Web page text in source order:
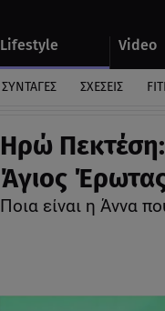
Lifestyle Video
ΣΥΝΤΑΓΕΣ ΣΧΕΣΕΙΣ
Ηρώ
Άγιος
Ποια είναι η Άννα